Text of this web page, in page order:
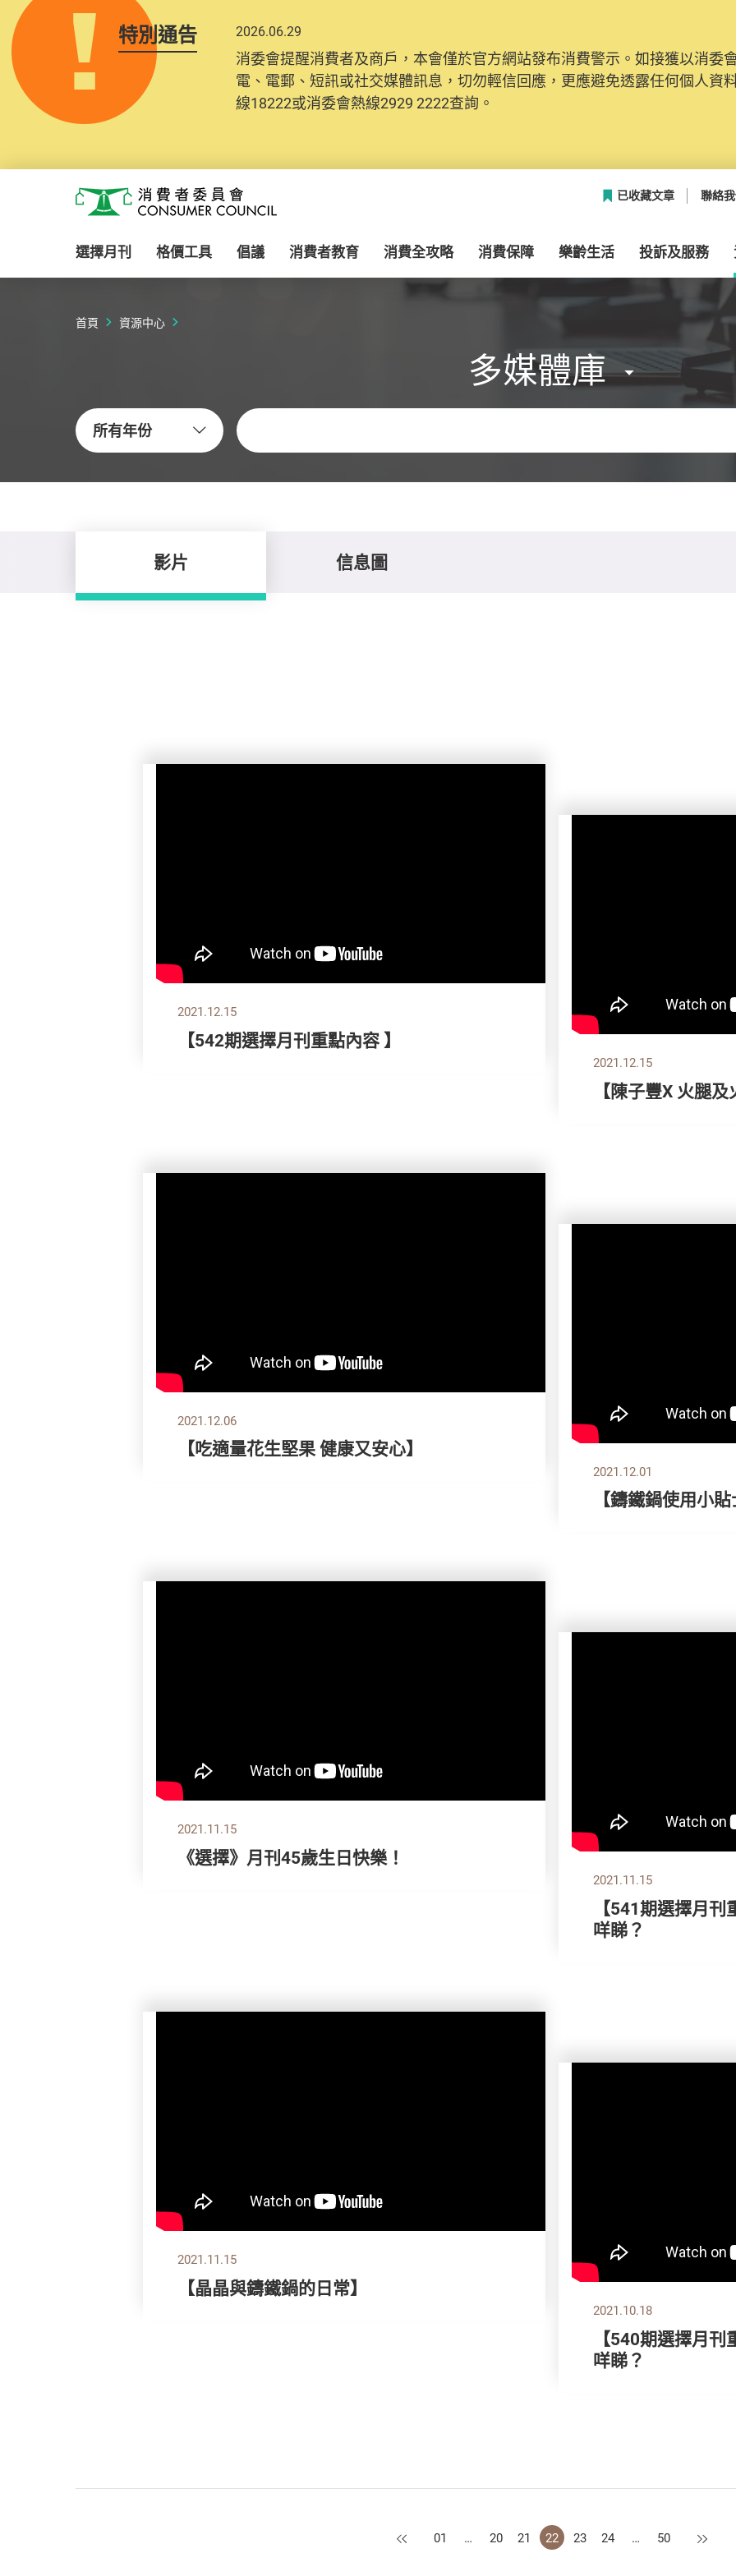
特別通告 2026.06.29
消委會提醒消費者及商戶，本會僅於官方網站發布消費警示。如接獲以消委
電、電郵、短訊或社交媒體訊息，切勿輕信回應，更應避免透露任何個人資
線18222或消委會熱線2929 2222查詢。
2025.10.31
為提升使用者體驗及網絡安全，本會的投訴處理系統已經進行升級及推出
消費者需要提供基本聯絡資料（包括姓名、電郵及電話）註冊帳戶，才可提
紀錄將清晰整合於帳戶中，方便日後作出跟進。
消費者委員會
已收藏文章 聯絡
選擇月刊 格價工具 倡議 消費者教育 消費全攻略 消費保障 樂齡生活 投訴及服務
首頁 資源中心
多媒體庫
所有年份
關鍵字
影片 信息圖
2021.12.15
【542期選擇月刊重點內容 】
2021.12.15
【陳子豐X 火腿
2021.12.06
【吃適量花生堅果 健康又安心】
2021.12.01
【鑄鐵鍋使用小
2021.11.15
《選擇》月刊45歲生日快樂！
2021.11.15
【541期選擇月
咩睇？
2021.11.15
【晶晶與鑄鐵鍋的日常】
2021.10.18
【540期選擇月
咩睇？
上一頁
01 … 20 21 22 23 24 … 50 下一頁